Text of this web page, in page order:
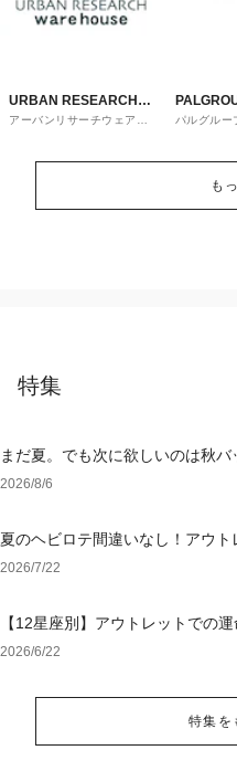
URBAN RESEARCH
ware house
アーバンリサーチウェアハ
パルグルー
も
特集
まだ夏。でも次に欲しいのは秋バ
2026/8/6
夏のヘビロテ間違いなし！アウ
ション
2026/7/22
【12星座別】アウトレットでの
グ＆小物
2026/6/22
特集を